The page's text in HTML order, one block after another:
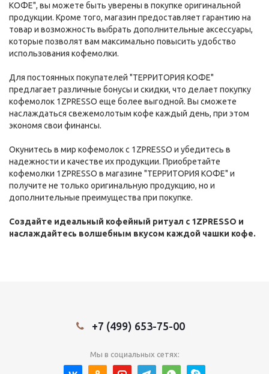
КОФЕ", вы можете быть уверены в покупке оригинальной
продукции. Кроме того, магазин предоставляет гарантию на
товар и возможность выбрать дополнительные аксессуары,
которые позволят вам максимально повысить удобство
использования кофемолки.
Для постоянных покупателей "ТЕРРИТОРИЯ КОФЕ"
предлагает различные бонусы и скидки, что делает покупку
кофемолок 1ZPRESSO еще более выгодной. Вы сможете
наслаждаться свежемолотым кофе каждый день, при этом
экономя свои финансы.
Окунитесь в мир кофемолок с 1ZPRESSO и убедитесь в
надежности и качестве их продукции. Приобретайте
кофемолки 1ZPRESSO в магазине "ТЕРРИТОРИЯ КОФЕ" и
получите не только оригинальную продукцию, но и
дополнительные преимущества при покупке.
Создайте идеальный кофейный ритуал с 1ZPRESSO и
наслаждайтесь волшебным вкусом каждой чашки кофе.
+7 (499) 653-75-00
Мы в социальных сетях: